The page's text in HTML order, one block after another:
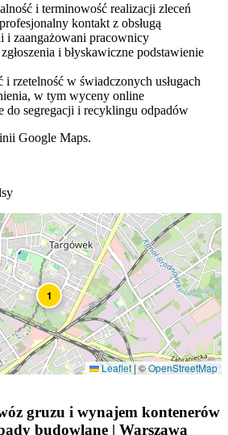
i terminowość realizacji zleceń
kontakt z obsługą
i zaangażowani pracownicy
i błyskawiczne podstawienie
rzetelność w świadczonych usługach
w tym wyceny online
do segregacji i recyklingu odpadów
Google Maps.
1
Leaflet|©OpenStreetMap
gruzu i wynajem kontenerów
budowlane | Warszawa